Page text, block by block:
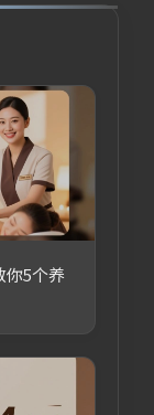
你5个养